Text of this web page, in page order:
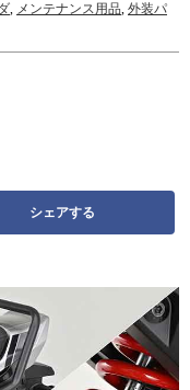
, メンテナンス用品, 外装パ
シェアする